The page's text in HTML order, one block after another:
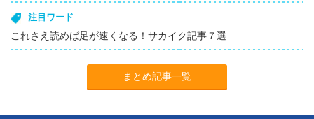
注目ワード
これさえ読めば足が速くなる！サカイク記事７選
まとめ記事一覧